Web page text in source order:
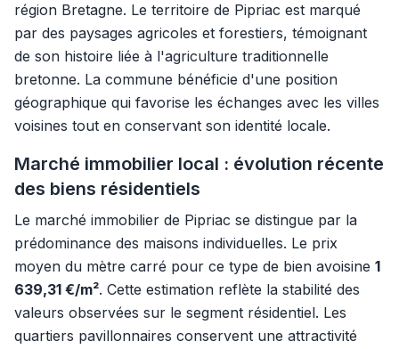
région Bretagne. Le territoire de Pipriac est marqué
par des paysages agricoles et forestiers, témoignant
de son histoire liée à l'agriculture traditionnelle
bretonne. La commune bénéficie d'une position
géographique qui favorise les échanges avec les villes
voisines tout en conservant son identité locale.
Marché immobilier local : évolution récente
des biens résidentiels
Le marché immobilier de Pipriac se distingue par la
prédominance des maisons individuelles. Le prix
moyen du mètre carré pour ce type de bien avoisine 1
639,31 €/m². Cette estimation reflète la stabilité des
valeurs observées sur le segment résidentiel. Les
quartiers pavillonnaires conservent une attractivité